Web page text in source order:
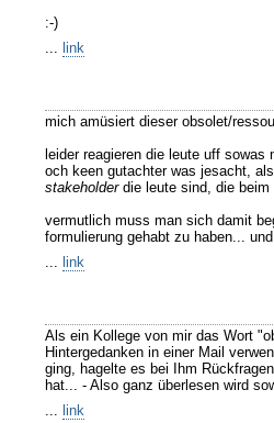
:-)
... link
mich amüsiert dieser obsolet/
leider reagieren die leute uff
och keen gutachter was jesacht,
stakeholderdie leute sind, die beim
vermutlich muss man sich damit
formulierung gehabt zu haben...
... link
Als ein Kollege von mir das Wort
Hintergedanken in einer Mail
ging, hagelte es bei Ihm
hat... - Also ganz überlesen wird
... link